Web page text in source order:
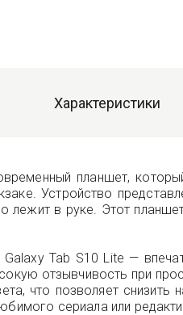
Характеристики
планшет,
Устройство
лежит в руке. Этот
Tab S10 Lite —
отзывчивость при
что позволяет
сериала или